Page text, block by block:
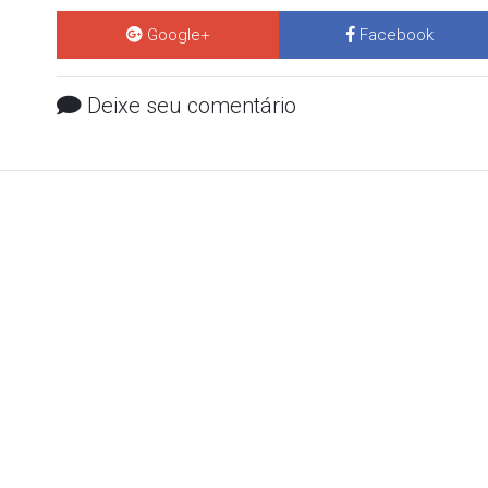
Google+ Facebook
Deixe seu comentário